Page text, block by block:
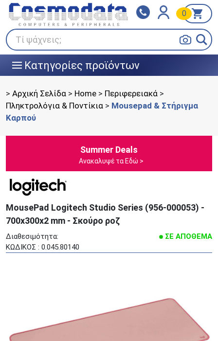
Τί ψάχνεις;
0
||| Κατηγορίες προϊόντων
Klarna
Πληρώστε σε 3
άτοκες δόσεις
BOX NOW
> Αρχική Σελίδα > Home > Περιφερειακά >
Πληκτρολόγια & Ποντίκια > Mousepad & Στήριγμα
Καρπού
Summer Deals
Ανακαλυψέ τα Εδώ >
MousePad Logitech Studio Series (956-000053) -
700x300x2 mm - Σκούρο ροζ
Διαθεσιμότητα:
ΣΕ ΑΠΟΘΕΜΑ
ΚΩΔΙΚΟΣ : 0.045.80140